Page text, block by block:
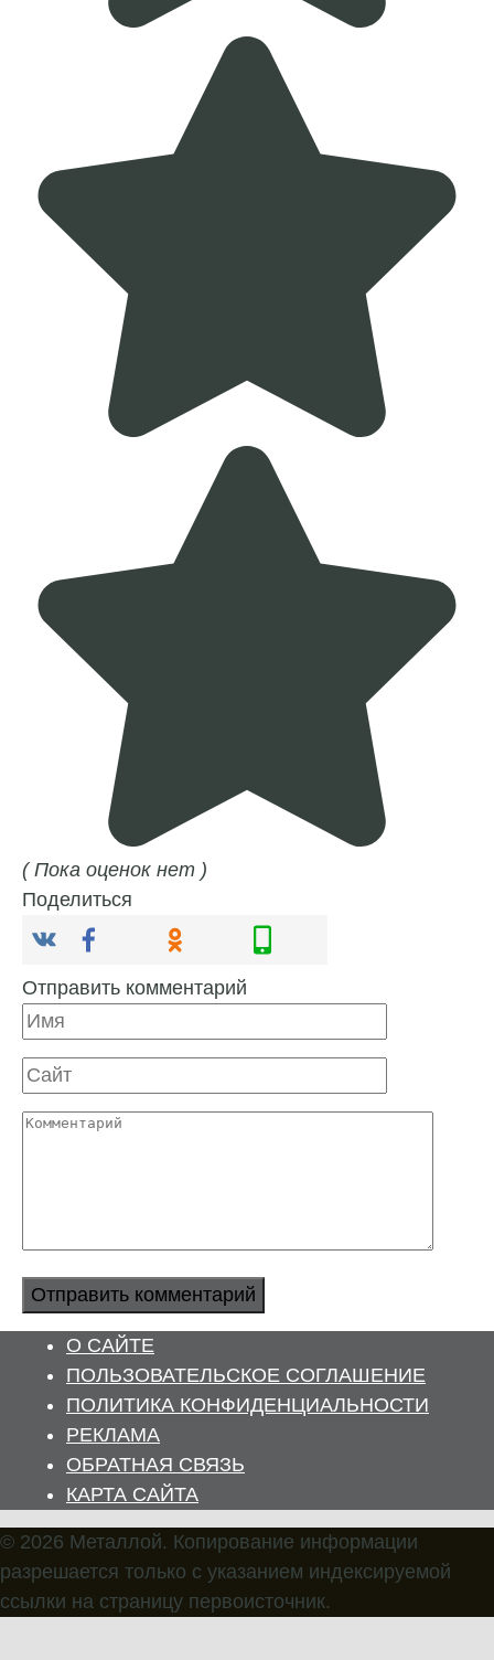
( Пока оценок нет )
Поделиться
Отправить комментарий
Имя
Сайт
Комментарий
О САЙТЕ
ПОЛЬЗОВАТЕЛЬСКОЕ СОГЛАШЕНИЕ
ПОЛИТИКА КОНФИДЕНЦИАЛЬНОСТИ
РЕКЛАМА
ОБРАТНАЯ СВЯЗЬ
КАРТА САЙТА
© 2026 Металлой. Копирование информации
разрешается только с указанием индексируемой
ссылки на страницу первоисточник.